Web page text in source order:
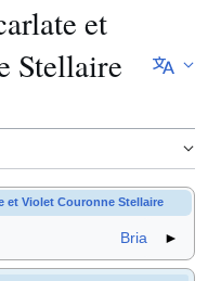
et
Stellaire
et Violet Couronne Stellaire
Bria ►